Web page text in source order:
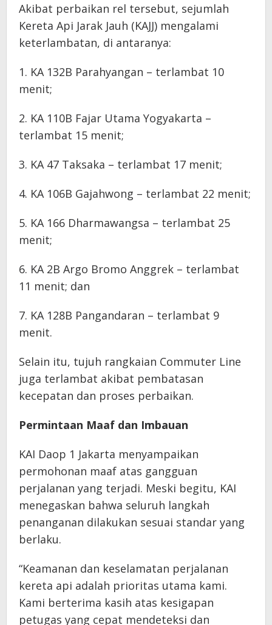
Akibat perbaikan rel tersebut, sejumlah
Kereta Api Jarak Jauh (KAJJ) mengalami
keterlambatan, di antaranya:
1. KA 132B Parahyangan – terlambat 10
menit;
2. KA 110B Fajar Utama Yogyakarta –
terlambat 15 menit;
3. KA 47 Taksaka – terlambat 17 menit;
4. KA 106B Gajahwong – terlambat 22 menit;
5. KA 166 Dharmawangsa – terlambat 25
menit;
6. KA 2B Argo Bromo Anggrek – terlambat
11 menit; dan
7. KA 128B Pangandaran – terlambat 9
menit.
Selain itu, tujuh rangkaian Commuter Line
juga terlambat akibat pembatasan
kecepatan dan proses perbaikan.
Permintaan Maaf dan Imbauan
KAI Daop 1 Jakarta menyampaikan
permohonan maaf atas gangguan
perjalanan yang terjadi. Meski begitu, KAI
menegaskan bahwa seluruh langkah
penanganan dilakukan sesuai standar yang
berlaku.
“Keamanan dan keselamatan perjalanan
kereta api adalah prioritas utama kami.
Kami berterima kasih atas kesigapan
petugas yang cepat mendeteksi dan